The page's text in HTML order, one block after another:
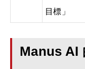
目標」
Manus AI